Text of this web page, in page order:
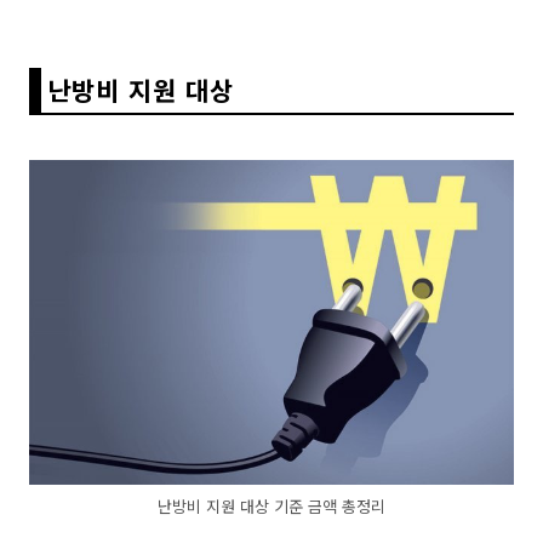
난방비 지원 대상
난방비 지원 대상 기준 금액 총정리